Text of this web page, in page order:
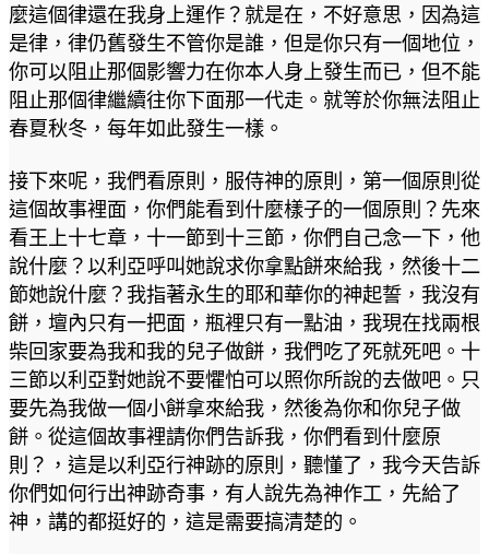
麼這個律還在我身上運作？就是在，不好意思，因為這
是律，律仍舊發生不管你是誰，但是你只有一個地位，
你可以阻止那個影響力在你本人身上發生而已，但不能
阻止那個律繼續往你下面那一代走。就等於你無法阻止
春夏秋冬，每年如此發生一樣。
接下來呢，我們看原則，服侍神的原則，第一個原則從
這個故事裡面，你們能看到什麼樣子的一個原則？先來
看王上十七章，十一節到十三節，你們自己念一下，他
說什麼？以利亞呼叫她說求你拿點餅來給我，然後十二
節她說什麼？我指著永生的耶和華你的神起誓，我沒有
餅，壇內只有一把面，瓶裡只有一點油，我現在找兩根
柴回家要為我和我的兒子做餅，我們吃了死就死吧。十
三節以利亞對她說不要懼怕可以照你所說的去做吧。只
要先為我做一個小餅拿來給我，然後為你和你兒子做
餅。從這個故事裡請你們告訴我，你們看到什麼原
則？，這是以利亞行神跡的原則，聽懂了，我今天告訴
你們如何行出神跡奇事，有人說先為神作工，先給了
神，講的都挺好的，這是需要搞清楚的。